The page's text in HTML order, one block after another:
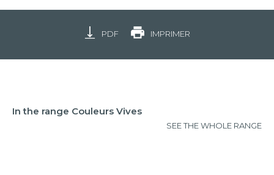
PDF IMPRIMER
In the range Couleurs Vives
SEE THE WHOLE RANGE